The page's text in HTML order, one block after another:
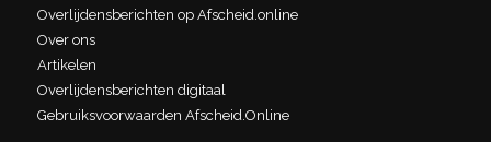
Overlijdensberichten op Afscheid.online
Over ons
Artikelen
Overlijdensberichten digitaal
Gebruiksvoorwaarden Afscheid.Online